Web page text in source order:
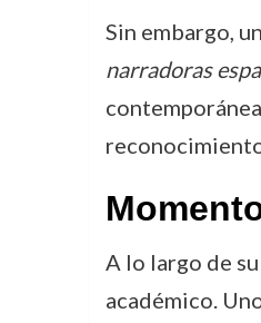
Sin embargo,
narradoras
A lo largo de
académico.